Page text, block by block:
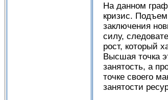
На данном
кризис.
заключения
силу,
рост, который
Высшая точка
занятость, а
точке своего
занятости